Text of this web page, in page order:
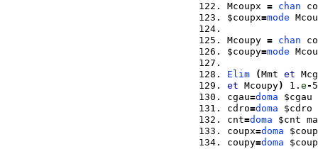
Mcoupx = chan
$coupx=mode
Mcoupy = chan
$coupy=mode
Elim (Mmt et
et Mcoupy) 1. e-
cgau=doma
cdro=doma
cnt=doma $cnt
coupx=doma
coupy=doma